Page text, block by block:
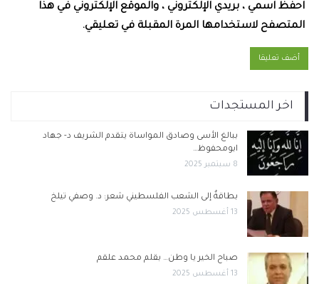
احفظ اسمي ، بريدي الإلكتروني ، والموقع الإلكتروني في هذا
المتصفح لاستخدامها المرة المقبلة في تعليقي.
اخر المستجدات
ببالغ الأسى وصادق المواساة يتقدم الشريف د- جهاد
ابومحفوظ…
8 سبتمبر 2025
بطاقةٌ إلى الشعب الفلسطيني شعر: د. وصفي تيلخ
13 أغسطس 2025
صباح الخير يا وطن… بقلم محمد علقم
13 أغسطس 2025